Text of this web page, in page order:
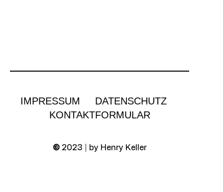
IMPRESSUM
DATENSCHUTZ
KONTAKTFORMULAR
©2023 | by Henry Keller